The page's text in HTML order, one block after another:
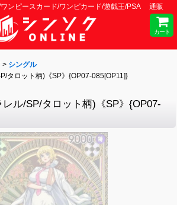
ンピースカード/ワンピカード/遊戯王/PSA 通販
カート
> シングル
タロット柄)《SP》{OP07-085[OP11]}
ル/SP/タロット柄)《SP》{OP07-